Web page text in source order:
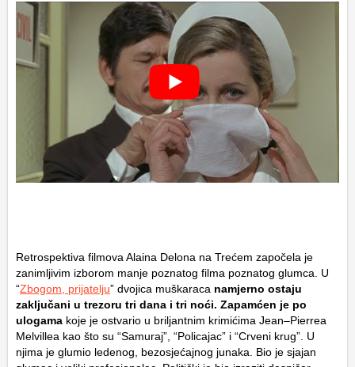
Retrospektiva filmova Alaina Delona na Trećem započela je
zanimljivim izborom manje poznatog filma poznatog glumca. U
“Zbogom, prijatelju” dvojica muškaraca namjerno ostaju
zaključani u trezoru tri dana i tri noći. Zapamćen je po
ulogama koje je ostvario u briljantnim krimićima Jean–Pierrea
Melvillea kao što su “Samuraj”, “Policajac” i “Crveni krug”. U
njima je glumio ledenog, bezosjećajnog junaka. Bio je sjajan